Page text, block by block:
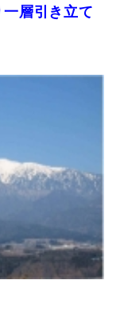
層引き立て